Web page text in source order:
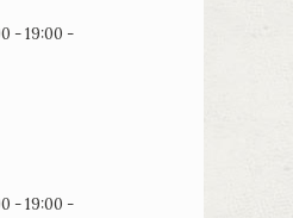
- 19:00 -
- 19:00 -